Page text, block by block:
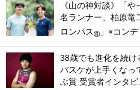
《山の神対談》「
名ランナー、柏原竜
ロンパス® 」×コン
38歳でも進化を続け
バスケが上手くなっ
ぶ賞 受賞者インタビ